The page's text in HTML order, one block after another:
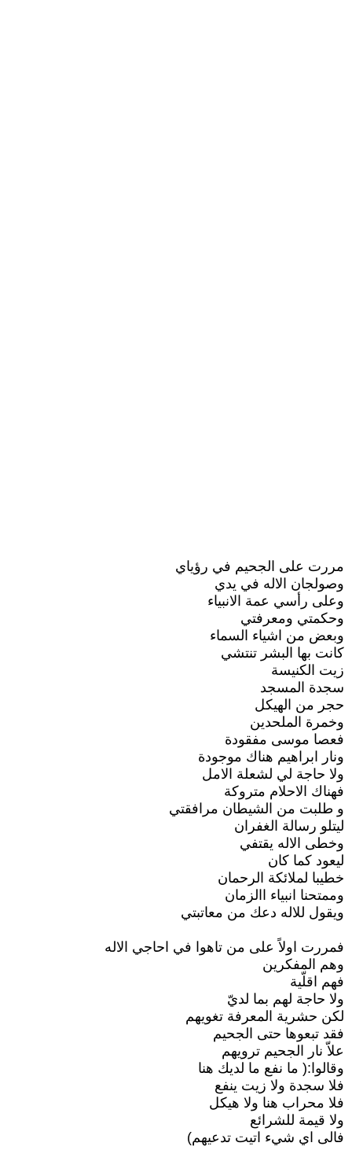
مررت على الجحيم في رؤياي
وصولجان الاله في يدي
وعلى رأسي عمة الانبياء
وحكمتي ومعرفتي
وبعض من اشياء السماء
كانت بها البشر تنتشي
زيت الكنيسة
سجدة المسجد
حجر من الهيكل
وخمرة الملحدين
فعصا موسى مفقودة
ونار ابراهيم هناك موجودة
ولا حاجة لي لشعلة الامل
فهناك الاحلام متروكة
و طلبت من الشيطان مرافقتي
ليتلو رسالة الغفران
وخطى الاله يقتفي
ليعود كما كان
خطيبا لملائكة الرحمان
وممتحنا انبياء االزمان
ويقول للاله دعك من معاتبتي
فمررت اولاً على من تاهوا في احاجي الاله
وهم المفكرين
فهم اقلّية
ولا حاجة لهم بما لديّ
لكن حشرية المعرفة تغويهم
فقد تبعوها حتى الجحيم
علاّ نار الجحيم ترويهم
وقالوا:( ما نفع ما لديك هنا
فلا سجدة ولا زيت ينفع
فلا محراب هنا ولا هيكل
ولا قيمة للشرائع
فالى اي شيء اتيت تدعيهم)